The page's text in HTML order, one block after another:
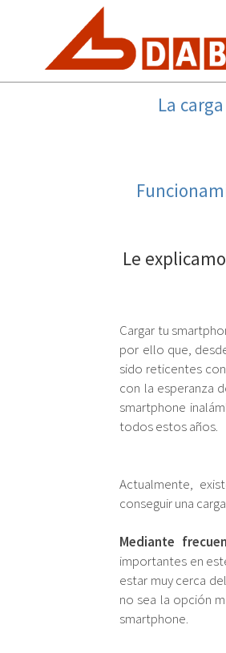
La
Le
Cargar tu
por ello que,
sido reticentes
con la esperanza
smartphone
todos estos años.
Actualmente,
conseguir una
Mediante
importantes en
estar muy cerca
no sea la opción
smartphone.